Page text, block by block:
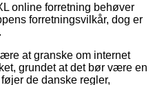
online forretning behøver
forretningsvilkår, dog er
at granske om internet
grundet at det bør være en
de danske regler,